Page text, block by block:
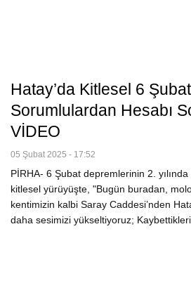
Hatay’da Kitlesel 6
Sorumlulardan Hesabı
VİDEO
05 Şubat 2025 - 17:52
PİRHA- 6 Şubat depremlerinin 2.
kitlesel yürüyüşte, "Bugün buradan,
kentimizin kalbi Saray Caddesi’nden
daha sesimizi yükseltiyoruz;